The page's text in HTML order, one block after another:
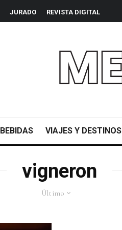
JURADO REVISTA DIGITAL
BEBIDAS VIAJES Y DESTINOS
vigneron
Último